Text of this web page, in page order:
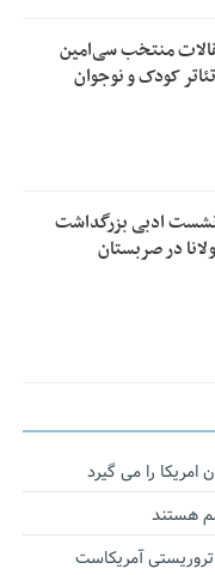
منتخب سی‌امین
کودک و نوجوان
نشست ادبی بزرگداشت
در صربستان
را می گیرد
هستند
آمریکاست